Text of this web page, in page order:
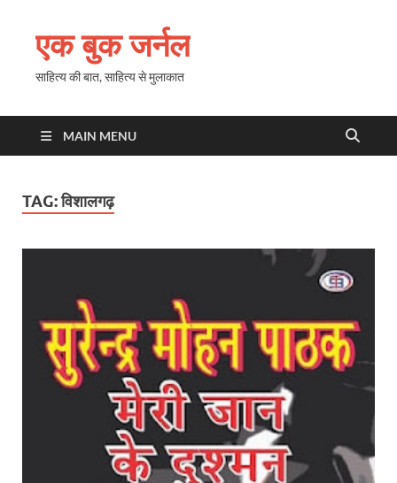
एक बुक जर्नल
साहित्य की बात, साहित्य से मुलाकात
MAIN MENU
TAG:विशालगढ़